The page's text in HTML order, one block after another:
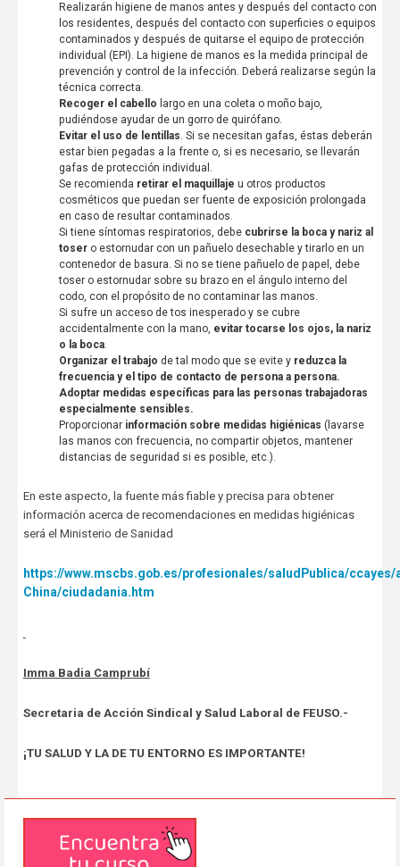
Realizarán higiene de manos antes y después del contacto con
los residentes, después del contacto con superficies o equipos
contaminados y después de quitarse el equipo de protección
individual (EPI). La higiene de manos es la medida principal de
prevención y control de la infección. Deberá realizarse según la
técnica correcta.
Recoger el cabello largo en una coleta o moño bajo,
pudiéndose ayudar de un gorro de quirófano.
Evitar el uso de lentillas. Si se necesitan gafas, éstas deberán
estar bien pegadas a la frente o, si es necesario, se llevarán
gafas de protección individual.
Se recomienda retirar el maquillaje u otros productos
cosméticos que puedan ser fuente de exposición prolongada
en caso de resultar contaminados.
Si tiene síntomas respiratorios, debe cubrirse la boca y nariz al
tosero estornudar con un pañuelo desechable y tirarlo en un
contenedor de basura. Si no se tiene pañuelo de papel, debe
toser o estornudar sobre su brazo en el ángulo interno del
codo, con el propósito de no contaminar las manos.
Si sufre un acceso de tos inesperado y se cubre
accidentalmente con la mano, evitar tocarse los ojos, la nariz
o la boca.
Organizar el trabajo de tal modo que se evite y reduzca la
frecuencia y el tipo de contacto de persona a persona.
Adoptar medidas específicas para las personas trabajadoras
especialmente sensibles.
Proporcionar información sobre medidas higiénicas (lavarse
las manos con frecuencia, no compartir objetos, mantener
distancias de seguridad si es posible, etc.).
En este aspecto, la fuente más fiable y precisa para obtener
información acerca de recomendaciones en medidas higiénicas
será el Ministerio de Sanidad
https://www.mscbs.gob.es/profesionales/saludPublica/
China/ciudadania.htm
Imma Badia Camprubí
Secretaria de Acción Sindical y Salud Laboral de FEUSO.-
¡TU SALUD Y LA DE TU ENTORNO ES IMPORTANTE!